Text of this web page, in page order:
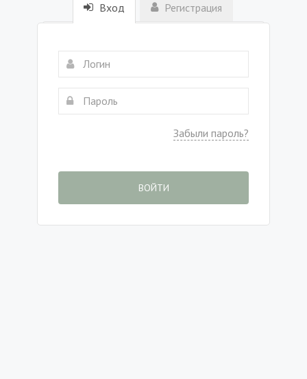
Вход Регистрация
Забыли пароль?
ВОЙТИ